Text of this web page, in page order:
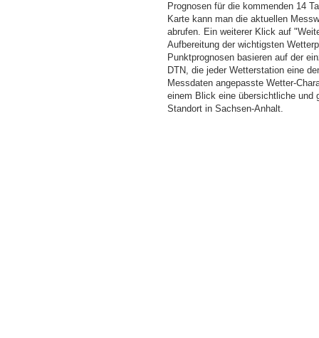
Prognosen für die kommenden 14
Karte kann man die aktuellen
abrufen. Ein weiterer Klick auf
Aufbereitung der wichtigsten
Punktprognosen basieren auf der
DTN, die jeder Wetterstation eine
Messdaten angepasste Wetter-
einem Blick eine übersichtliche und
Standort in Sachsen-Anhalt.